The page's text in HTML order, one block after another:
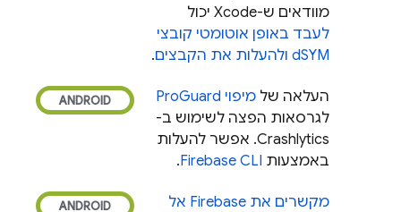
מוודאים ש-Xcode יכול
לעבד באופן אוטומטי קובצי
dSYM ולהעלות את הקבצים
.
העלאה של מיפוי ProGuard
לגרסאות הפצה לשימוש ב-
Crashlytics. אפשר להעלות
באמצעות
Firebase CLI
.
מקשרים את Firebase אל